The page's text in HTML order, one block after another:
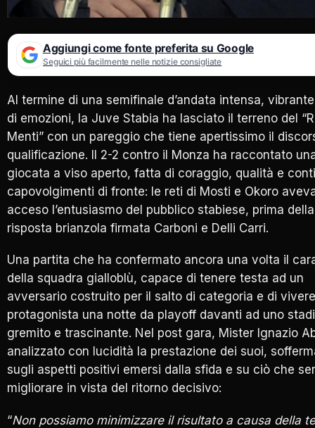
Aggiungi come fonte preferita su Google
Seguici più facilmente nelle notizie consigliate
Al termine di una semifinale d’andata intensa,
di emozioni, la Juve Stabia ha lasciato il terreno del
Menti” con un pareggio che tiene apertissimo il
qualificazione. Il 2-2 contro il Monza ha raccontato
giocata a viso aperto, fatta di coraggio, qualità e
capovolgimenti di fronte: le reti di Mosti e Okoro
acceso l’entusiasmo del pubblico stabiese, prima della
risposta brianzola firmata Carboni e Delli Carri.
Una partita che ha confermato ancora una volta il
della squadra gialloblù, capace di tenere testa ad un
avversario costruito per il salto di categoria e di
protagonista una notte da playoff davanti ad uno
gremito e trascinante. Nel post gara, Mister Ignazio
analizzato con lucidità la prestazione dei suoi,
sugli aspetti positivi emersi dalla sfida e su ciò che
migliorare in vista del ritorno decisivo:
“Non possiamo minimizzare il risultato a causa della